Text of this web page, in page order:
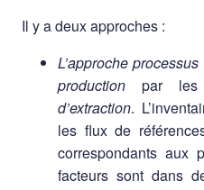
Il y a deux approches :
L’approche processus
production par les
d’extraction.
les flux de
correspondants aux
facteurs sont dans